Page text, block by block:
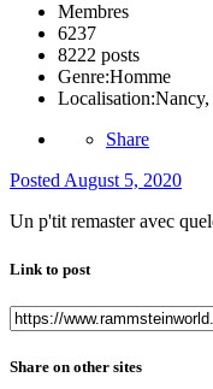
Membres
6237
8222 posts
Genre:Homme
Localisation:
Share
Posted August 5, 2020
Un p'tit remaster avec
Link to post
Share on other sites